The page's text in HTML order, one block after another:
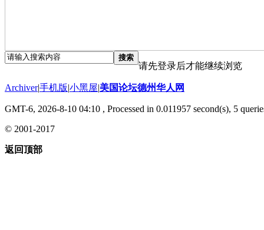
搜索
请先登录后才能继续浏览
Archiver|手机版|小黑屋|美国论坛德州华人网
GMT-6, 2026-8-10 04:10 , Processed in 0.011957 second(s), 5
© 2001-2017
返回顶部